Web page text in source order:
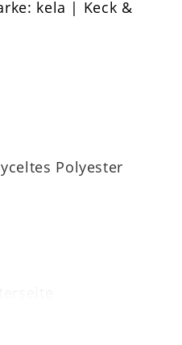
kela | Keck &
Polyester